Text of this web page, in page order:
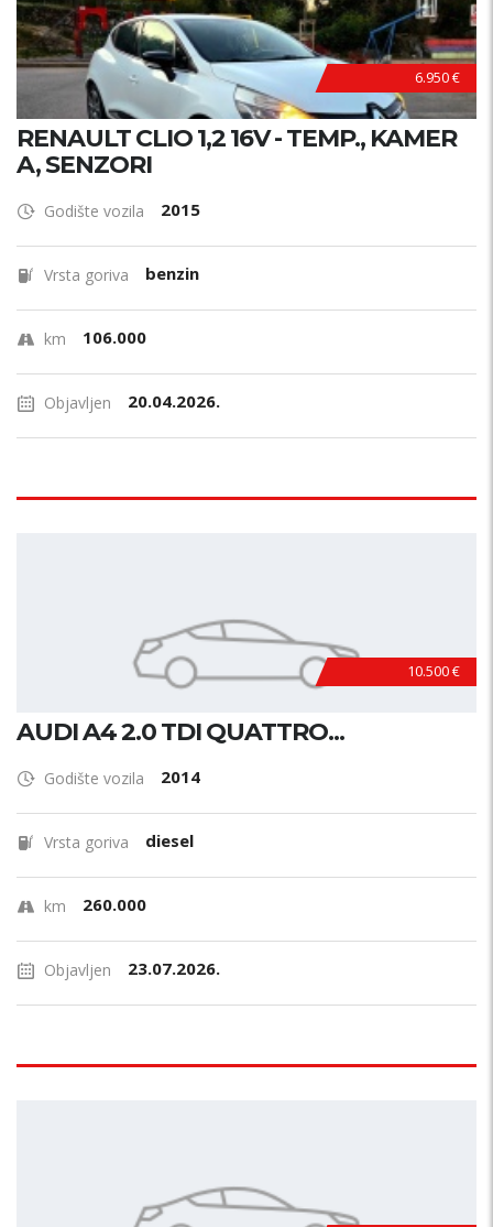
6.950 €
RENAULT CLIO 1,2 16V - TEMP., KAMER
A, SENZORI
Godište vozila 2015
Vrsta goriva benzin
km 106.000
Objavljen 20.04.2026.
10.500 €
AUDI A4 2.0 TDI QUATTRO...
Godište vozila 2014
Vrsta goriva diesel
km 260.000
Objavljen 23.07.2026.